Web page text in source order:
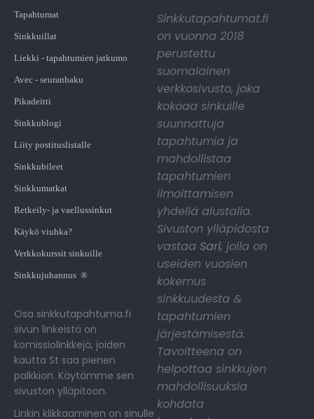
Tapahtumat
Sinkkuillat
Liekki - tapahtumien jatkumo
Avec - seuranhaku
Pikadeitti
Sinkkublogi
Liity postituslistalle
Sinkkubileet
Sinkkumatkat
Retkeily- ja vaellussinkut
Käykö viuhka?
Verkkokurssit sinkuille
Sinkkujuhannus ®
Osa sinkkutapahtuma.fi
sivun linkeistä on
komissiolinkkejä, joiden
kautta St saa pienen
palkkion. Käytämme sen
sivuston ylläpitoon.
Linkin klikkaaminen on sinulle
Sinkkutapahtumat.fi
on vuonna 2018
perustettu
suomalainen
verkkosivusto, joka
kokoaa sinkuille
suunnattuja
tapahtumia ja
mahdollistaa
tapahtumien
ilmoittamisen
yhdellä alustalla.
Sivuston ylläpidosta
vastaa Sari, jolla on
useiden vuosien
kokemus
sinkkuudesta &
tapahtumien
järjestämisestä.
Tavoitteena on
helpottaa sinkkujen
mahdollisuuksia
kohdata